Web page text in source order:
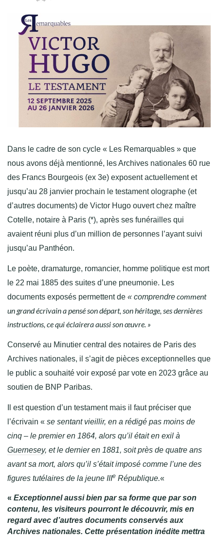
Dans le cadre de son cycle « Les Remarquables » que
nous avons déjà mentionné, les Archives nationales 60 rue
des Francs Bourgeois (ex 3e) exposent actuellement et
jusqu’au 28 janvier prochain le testament olographe (et
d’autres documents) de Victor Hugo ouvert chez maître
Cotelle, notaire à Paris (*), après ses funérailles qui
avaient réuni plus d’un million de personnes l’ayant suivi
jusqu’au Panthéon.
Le poète, dramaturge, romancier, homme politique est mort
le 22 mai 1885 des suites d’une pneumonie. Les
documents exposés permettent de « comprendrecomment
un grand écrivain a pensé son départ, son héritage, ses dernières
instructions, ce qui éclairera aussi son œuvre. »
Conservé au Minutier central des notaires de Paris des
Archives nationales, il s’agit de pièces exceptionnelles que
le public a souhaité voir exposé par vote en 2023 grâce au
soutien de BNP Paribas.
Il est question d’un testament mais il faut préciser que
l’écrivain « se sentant vieillir, en a rédigé pas moins de
cinq – le premier en 1864, alors qu’il était en exil à
Guernesey, et le dernier en 1881, soit près de quatre ans
avant sa mort, alors qu’il s’était imposé comme l’une des
figures tutélaires de la jeune IIIe République.«
« Exceptionnel aussi bien par sa forme que par son
contenu, les visiteurs pourront le découvrir, mis en
regard avec d’autres documents conservés aux
Archives nationales. Cette présentation inédite mettra